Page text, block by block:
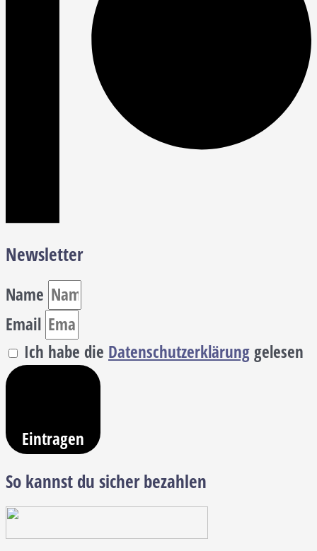
Newsletter
Name
Email
Ich habe die Datenschutzerklärunggelesen
Eintragen
So kannst du sicher bezahlen